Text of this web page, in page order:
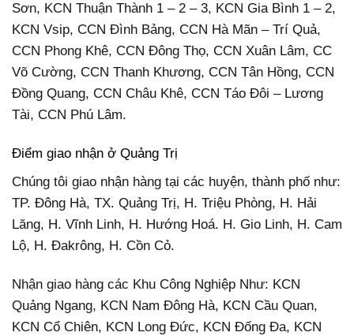
Sơn, KCN Thuận Thành 1 – 2 – 3, KCN Gia Bình 1 – 2,
KCN Vsip, CCN Đình Bảng, CCN Hà Mãn – Trí Quả,
CCN Phong Khê, CCN Đông Thọ, CCN Xuân Lâm, CC
Võ Cường, CCN Thanh Khương, CCN Tân Hồng, CCN
Đồng Quang, CCN Châu Khê, CCN Táo Đôi – Lương
Tài, CCN Phú Lâm.
Điểm giao nhận ở Quảng Trị
Chúng tôi giao nhận hàng tại các huyện, thành phố như:
TP. Đông Hà, TX. Quảng Trị, H. Triệu Phòng, H. Hải
Lăng, H. Vĩnh Linh, H. Hướng Hoá. H. Gio Linh, H. Cam
Lộ, H. Đakrông, H. Cồn Cỏ.
Nhận giao hàng các Khu Công Nghiệp Như: KCN
Quảng Ngang, KCN Nam Đông Hà, KCN Cầu Quan,
KCN Cổ Chiên, KCN Long Đức, KCN Đống Đa, KCN